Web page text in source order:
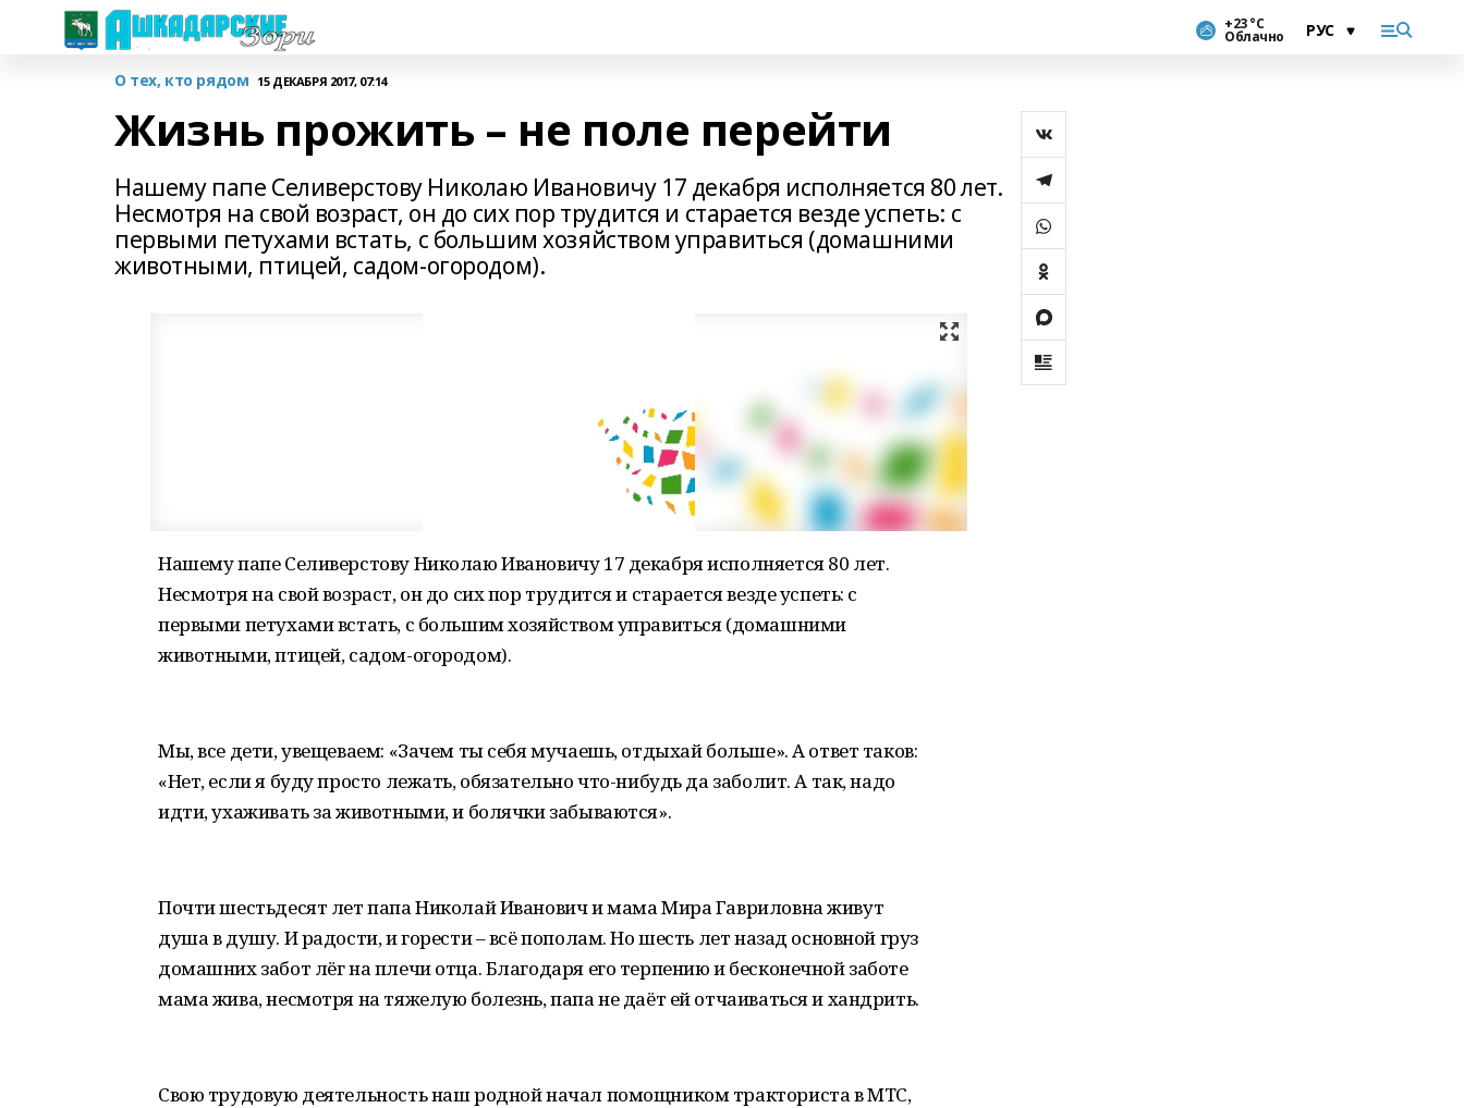
+23 °С
Облачно
О тех, кто рядом 15 ДЕКАБРЯ 2017, 07:14
Жизнь прожить – не поле перейти
Нашему папе Селиверстову Николаю Ивановичу 17 декабря исполняется 80 лет.
Несмотря на свой возраст, он до сих пор трудится и старается везде успеть: с
первыми петухами встать, с большим хозяйством управиться (домашними
животными, птицей, садом-огородом).
Нашему папе Селиверстову Николаю Ивановичу 17 декабря исполняется 80 лет.
Несмотря на свой возраст, он до сих пор трудится и старается везде успеть: с
первыми петухами встать, с большим хозяйством управиться (домашними
животными, птицей, садом-огородом).
Мы, все дети, увещеваем: «Зачем ты себя мучаешь, отдыхай больше». А ответ таков:
«Нет, если я буду просто лежать, обязательно что-нибудь да заболит. А так, надо
идти, ухаживать за животными, и болячки забываются».
Почти шестьдесят лет папа Николай Иванович и мама Мира Гавриловна живут
душа в душу. И радости, и горести – всё пополам. Но шесть лет назад основной груз
домашних забот лёг на плечи отца. Благодаря его терпению и бесконечной заботе
мама жива, несмотря на тяжелую болезнь, папа не даёт ей отчаиваться и хандрить.
Свою трудовую деятельность наш родной начал помощником тракториста в МТС,